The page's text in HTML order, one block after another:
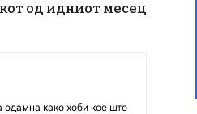
од идниот месец
одамна како хоби кое што